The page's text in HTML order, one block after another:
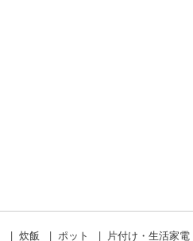
炊飯 ポット 片付け・生活家電